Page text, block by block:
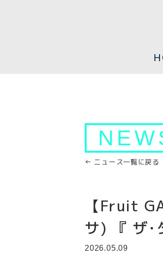
← ニュース一覧に戻る
【Fruit
サ) 『 ザ･
2026.05.09